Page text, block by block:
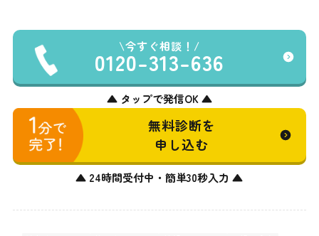
今すぐ相談！
0120-313-636
▲ タップで発信OK ▲
無料診断を
申し込む
▲ 24時間受付中・簡単30秒入力 ▲